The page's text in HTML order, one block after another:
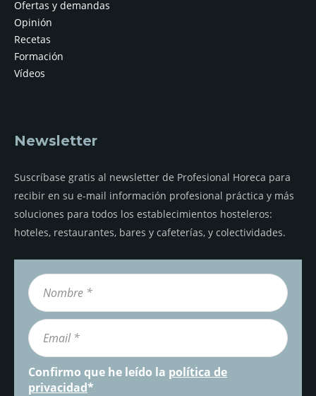
Ofertas y demandas
Opinión
Recetas
Formación
Vídeos
Newsletter
Suscríbase gratis al newsletter de Profesional Horeca para
recibir en su e-mail información profesional práctica y más
soluciones para todos los establecimientos hosteleros:
hoteles, restaurantes, bares y cafeterías, y colectividades.
Confirmo que he leído la política de
privacidad*